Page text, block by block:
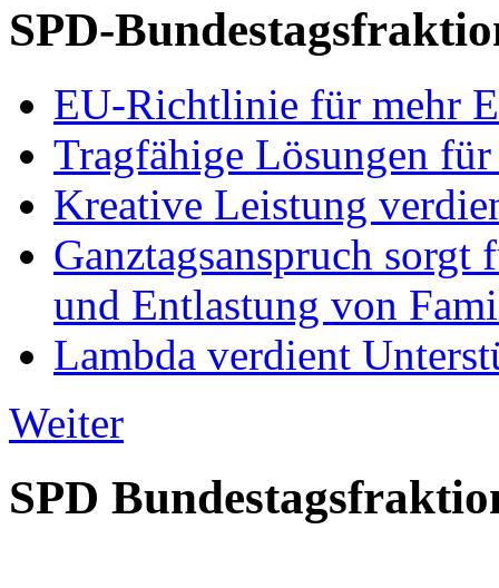
SPD-
EU-Richtlinie für mehr
Tragfähige Lösungen
Kreative Leistung
Ganztagsanspruch
und Entlastung von
Lambda verdient
Weiter
SPD